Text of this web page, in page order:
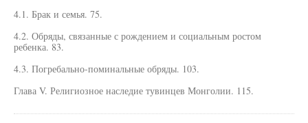
4.1. Брак и семья. 75.
4.2. Обряды, связанные с рождением и социальным ростом
ребенка. 83.
4.3. Погребально-поминальные обряды. 103.
Глава V. Религиозное наследие тувинцев Монголии. 115.